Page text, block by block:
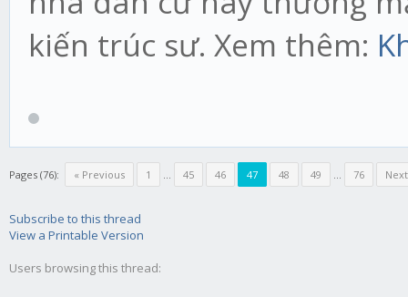
kiến trúc sư. Xem thêm:
Pages (76): « Previous 1 ... 45 46 47 48 49 ... 76
Subscribe to this thread
View a Printable Version
Users browsing this thread: